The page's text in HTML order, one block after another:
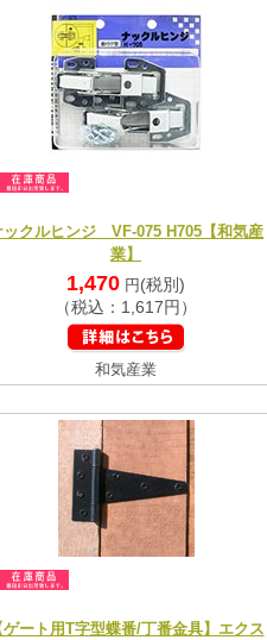
ックルヒンジ VF-075 H705【和気産
業】
1,470 円 (税別)
（税込：1,617円）
和気産業
ゲート用T字型蝶番/丁番金具】エクス